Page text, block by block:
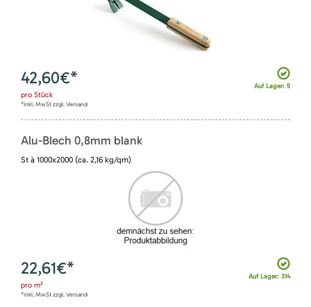
Auf Lager: 5
42,60€*
pro Stück
*inkl. MwSt zzgl. Versand
Alu-Blech 0,8mm blank
St à 1000x2000 (ca. 2,16 kg/qm)
Auf Lager: 314
22,61€*
pro m²
*inkl. MwSt zzgl. Versand